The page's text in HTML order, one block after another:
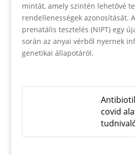
mintát, amely szintén lehetővé
rendellenességek azonosítását.
prenatális tesztelés (NIPT) egy
során az anyai vérből nyernek
genetikai állapotáról.
covid